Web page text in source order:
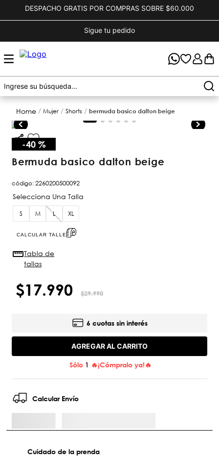
DESPACHO GRATIS POR COMPRAS SOBRE $60.000
Sigue tu pedido
mujer shorts bermuda basico dalton beige
-40 %
bermuda basico dalton beige
código:2260200500092
S M L XL
CALCULAR TALLE
Tabla de
tallas
$17.990 $29.990
6 cuotas sin interés
AGREGAR AL CARRITO
Sólo 1 🔥¡Cómpralo ya!🔥
Calcular Envío
Cuidado de la prenda